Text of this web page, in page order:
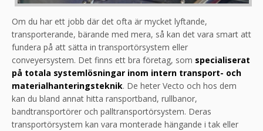
Om du har ett jobb där det ofta är mycket lyftande,
transporterande, bärande med mera, så kan det vara smart att
fundera på att sätta in transportörsystem eller
conveyersystem. Det finns ett bra företag, som specialiserat
på totala systemlösningar inom intern transport- och
materialhanteringsteknik. De heter Vecto och hos dem
kan du bland annat hitta ransportband, rullbanor,
bandtransportörer och palltransportörsystem. Deras
transportörsystem kan vara monterade hängande i tak eller